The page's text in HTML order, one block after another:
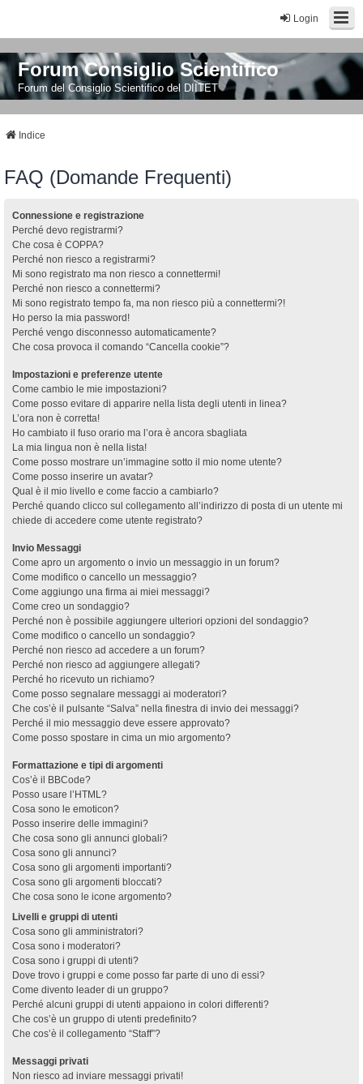
Login
Forum Consiglio Scientifico
Forum del Consiglio Scientifico del DIITET
Indice
FAQ (Domande Frequenti)
Connessione e registrazione
Perché devo registrarmi?
Che cosa è COPPA?
Perché non riesco a registrarmi?
Mi sono registrato ma non riesco a connettermi!
Perché non riesco a connettermi?
Mi sono registrato tempo fa, ma non riesco più a connettermi?!
Ho perso la mia password!
Perché vengo disconnesso automaticamente?
Che cosa provoca il comando “Cancella cookie”?
Impostazioni e preferenze utente
Come cambio le mie impostazioni?
Come posso evitare di apparire nella lista degli utenti in linea?
L’ora non è corretta!
Ho cambiato il fuso orario ma l’ora è ancora sbagliata
La mia lingua non è nella lista!
Come posso mostrare un’immagine sotto il mio nome utente?
Come posso inserire un avatar?
Qual è il mio livello e come faccio a cambiarlo?
Perché quando clicco sul collegamento all’indirizzo di posta di un utente mi
chiede di accedere come utente registrato?
Invio Messaggi
Come apro un argomento o invio un messaggio in un forum?
Come modifico o cancello un messaggio?
Come aggiungo una firma ai miei messaggi?
Come creo un sondaggio?
Perché non è possibile aggiungere ulteriori opzioni del sondaggio?
Come modifico o cancello un sondaggio?
Perché non riesco ad accedere a un forum?
Perché non riesco ad aggiungere allegati?
Perché ho ricevuto un richiamo?
Come posso segnalare messaggi ai moderatori?
Che cos’è il pulsante “Salva” nella finestra di invio dei messaggi?
Perché il mio messaggio deve essere approvato?
Come posso spostare in cima un mio argomento?
Formattazione e tipi di argomenti
Cos’è il BBCode?
Posso usare l’HTML?
Cosa sono le emoticon?
Posso inserire delle immagini?
Che cosa sono gli annunci globali?
Cosa sono gli annunci?
Cosa sono gli argomenti importanti?
Cosa sono gli argomenti bloccati?
Che cosa sono le icone argomento?
Livelli e gruppi di utenti
Cosa sono gli amministratori?
Cosa sono i moderatori?
Cosa sono i gruppi di utenti?
Dove trovo i gruppi e come posso far parte di uno di essi?
Come divento leader di un gruppo?
Perché alcuni gruppi di utenti appaiono in colori differenti?
Che cos’è un gruppo di utenti predefinito?
Che cos’è il collegamento “Staff”?
Messaggi privati
Non riesco ad inviare messaggi privati!